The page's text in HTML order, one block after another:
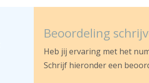
Beoordeling
Heb jij ervaring met het
Schrijf hieronder een